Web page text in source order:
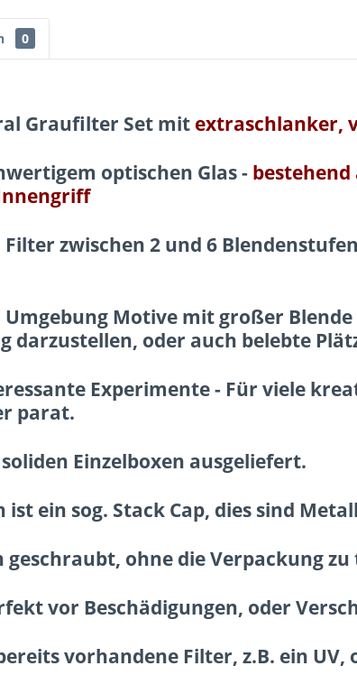
0
Graufilter Set mit extraschlanker,
optischen Glas- bestehend
zwischen 2 und 6
Motive mit großer
darzustellen, oder auch belebte
Experimente - Für viele
parat.
Einzelboxen ausgeliefert.
ein sog. Stack Cap, dies sind
geschraubt, ohne die Verpackung
vor Beschädigungen, oder
vorhandene Filter, z.B. ein